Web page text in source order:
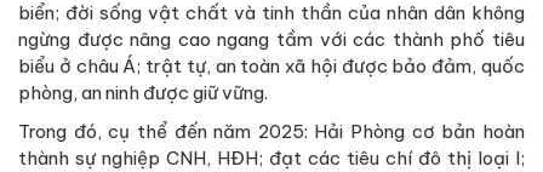
biển; đời sống vật chất và tinh thần của nhân dân không
ngừng được nâng cao ngang tầm với các thành phố tiêu
biểu ở châu Á; trật tự, an toàn xã hội được bảo đảm, quốc
phòng, an ninh được giữ vững.
Trong đó, cụ thể đến năm 2025: Hải Phòng cơ bản hoàn
thành sự nghiệp CNH, HĐH; đạt các tiêu chí đô thị loại I;